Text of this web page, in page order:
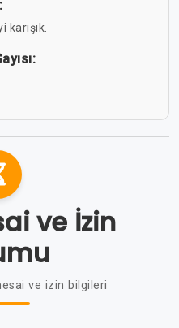
ve İzin
ve izin bilgileri